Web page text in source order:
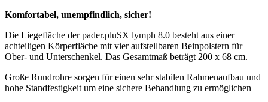
Komfortabel, unempfindlich, sicher!
Die Liegefläche der pader.pluSX lymph 8.0 besteht aus einer
achteiligen Körperfläche mit vier aufstellbaren Beinpolstern für
Ober- und Unterschenkel. Das Gesamtmaß beträgt 200 x 68 cm.
Große Rundrohre sorgen für einen sehr stabilen Rahmenaufbau und
hohe Standfestigkeit um eine sichere Behandlung zu ermöglichen